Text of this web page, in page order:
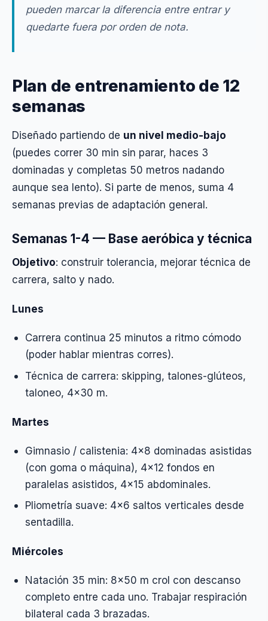
pueden marcar la diferencia entre entrar y
quedarte fuera por orden de nota.
Plan de entrenamiento de 12
semanas
Diseñado partiendo de un nivel medio-bajo
(puedes correr 30 min sin parar, haces 3
dominadas y completas 50 metros nadando
aunque sea lento). Si parte de menos, suma 4
semanas previas de adaptación general.
Semanas 1-4 — Base aeróbica y técnica
Objetivo: construir tolerancia, mejorar técnica de
carrera, salto y nado.
Lunes
Carrera continua 25 minutos a ritmo cómodo
(poder hablar mientras corres).
Técnica de carrera: skipping, talones-glúteos,
taloneo, 4×30 m.
Martes
Gimnasio / calistenia: 4×8 dominadas asistidas
(con goma o máquina), 4×12 fondos en
paralelas asistidos, 4×15 abdominales.
Pliometría suave: 4×6 saltos verticales desde
sentadilla.
Miércoles
Natación 35 min: 8×50 m crol con descanso
completo entre cada uno. Trabajar respiración
bilateral cada 3 brazadas.